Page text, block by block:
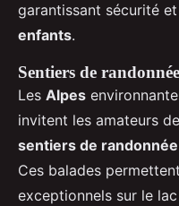
garantissant sécurité
enfants.
Sentiers de
Les Alpes
invitent les amateurs
sentiers de randonnée
Ces balades
exceptionnels sur le